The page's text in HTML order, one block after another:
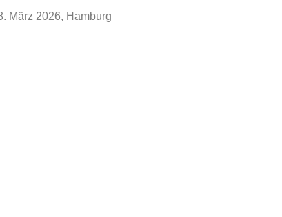
März 2026, Hamburg